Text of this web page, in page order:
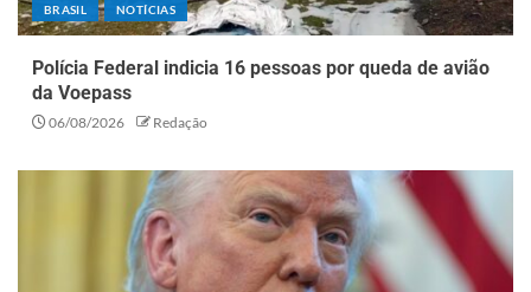
BRASIL NOTÍCIAS
Polícia Federal indicia 16 pessoas por queda de avião
da Voepass
06/08/2026 Redação